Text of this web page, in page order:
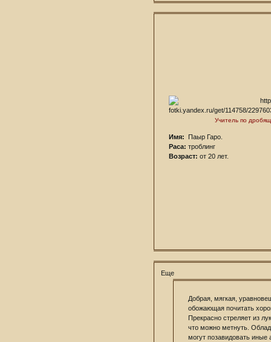
Учитель по
Имя: Паыр Гаро.
Раса: троблинг
Возраст: от 20 лет.
Еще
Добрая, мягкая,
обожающая почитать
Прекрасно стреляет из
что можно метнуть.
могут позавидовать